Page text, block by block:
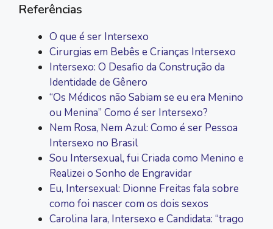
Referências
O que é ser Intersexo
Cirurgias em Bebês e Crianças Intersexo
Intersexo: O Desafio da Construção da
Identidade de Gênero
“Os Médicos não Sabiam se eu era Menino
ou Menina” Como é ser Intersexo?
Nem Rosa, Nem Azul: Como é ser Pessoa
Intersexo no Brasil
Sou Intersexual, fui Criada como Menino e
Realizei o Sonho de Engravidar
Eu, Intersexual: Dionne Freitas fala sobre
como foi nascer com os dois sexos
Carolina Iara, Intersexo e Candidata: “trago